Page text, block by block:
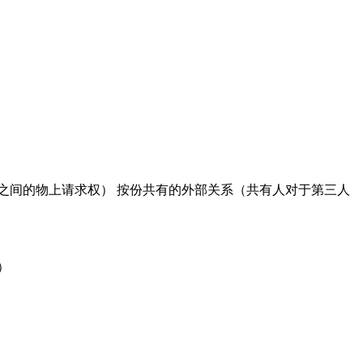
的物上请求权） 按份共有的外部关系（共有人对于第三人